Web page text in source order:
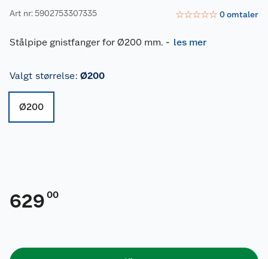
Art nr: 5902753307335 ☆☆☆☆☆ 0omtaler
Stålpipe gnistfanger for Ø200 mm. - les mer
Valgt størrelse: Ø200
Ø200
629 00